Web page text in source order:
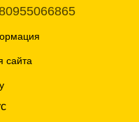
сайта